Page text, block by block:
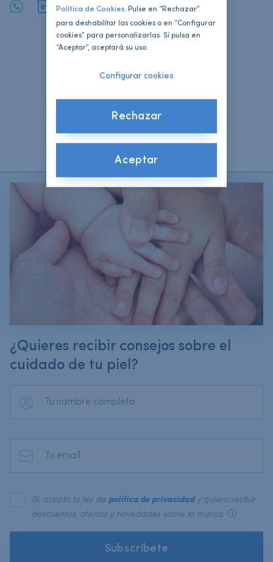
Artículos Relacionados
¿Quieres recibir consejos sobre el
cuidado de tu piel?
Sí, acepto la ley de política de privacidady quiero recibir
descuentos, ofertas y novedades sobre la marca
Subscríbete
Política de Cookies. Pulse en “Rechazar”
para deshabilitar las cookies o en “Configurar
cookies” para personalizarlas. Si pulsa en
“Aceptar”, aceptará su uso.
Configurar cookies
Rechazar
Aceptar